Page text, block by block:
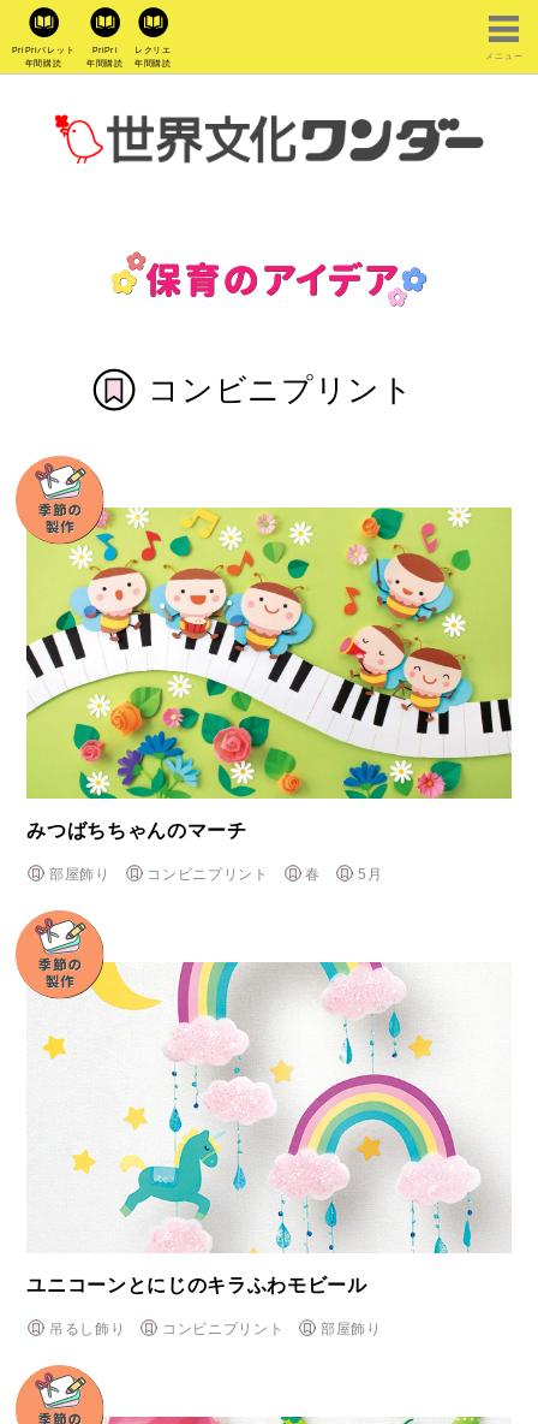
PriPriパレット
年間購読
PriPri
年間購読
レクリエ
年間購読
メニュー
コンビニプリント
みつばちちゃんのマーチ
部屋飾り コンビニプリント 春 5月
ユニコーンとにじのキラふわモビール
吊るし飾り コンビニプリント 部屋飾り